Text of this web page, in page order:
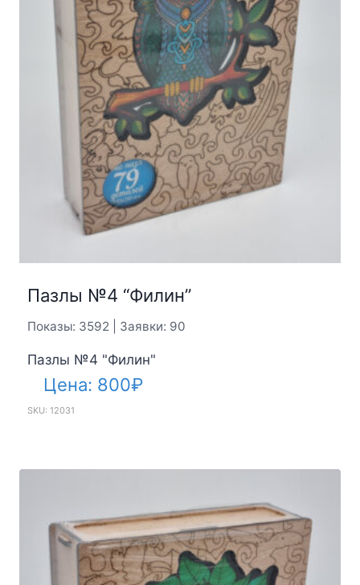
Пазлы №4 “Филин”
Показы: 3592 | Заявки: 90
Пазлы №4 "Филин"
Цена: 800₽
SKU: 12031